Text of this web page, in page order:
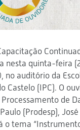
nesta quinta-feira
no auditório da
Castelo (IPC). O
de
(Prodesp),
o tema